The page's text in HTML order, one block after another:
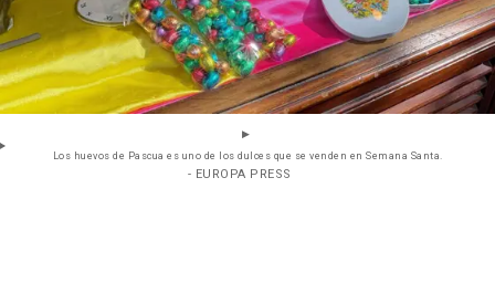
Los huevos de Pascua es uno de los dulces que se venden en Semana Santa.
- EUROPA PRESS